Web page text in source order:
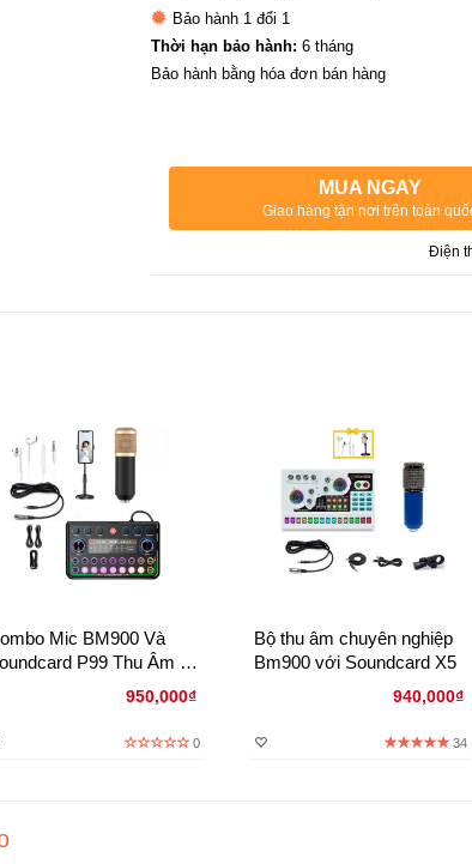
Bảo hành 1 đổi 1
Thời hạn bảo hành: 6 tháng
Bảo hành bằng hóa đơn bán hàng
MUA NGAY
Giao hàng tận nơi trên toàn
Điện
Mic BM900 Và
P99 Thu Âm –
Pháp Livestream Hát
Podcast Giá Tốt
950,000₫
0
Bộ thu âm chuyên nghiệp
Bm900 với Soundcard X5
940,000₫
34